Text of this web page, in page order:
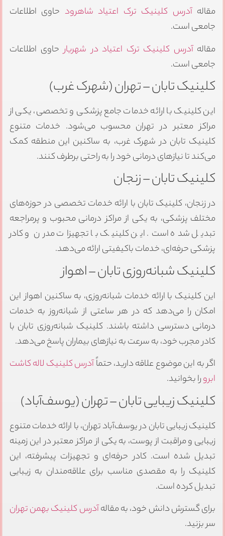
مقاله آدرس کلینیک ترک اعتیاد شاهرودحاوی اطلاعات
جامعی است.
مقاله آدرس کلینیک ترک اعتیاد در شهریارحاوی اطلاعات
جامعی است.
کلینیک تابان – تهران (شهرک غرب)
این کلینیک با ارائه خدمات جامع پزشکی و تخصصی، یکی از
مراکز معتبر در تهران محسوب می‌شود. خدمات متنوع
کلینیک تابان در شهرک غرب، به ساکنین این منطقه کمک
می‌کند تا نیازهای درمانی خود را به راحتی برطرف کنند.
کلینیک تابان – زنجان
در زنجان، کلینیک تابان با ارائه خدمات تخصصی در حوزه‌های
مختلف پزشکی، به یکی از مراکز درمانی محبوب و پرمراجعه
تبدیل شده است. این کلینیک با تجهیزات مدرن و کادر
پزشکی حرفه‌ای، خدمات باکیفیتی ارائه می‌دهد.
کلینیک شبانه‌روزی تابان – اهواز
این کلینیک با ارائه خدمات شبانه‌روزی، به ساکنین اهواز این
امکان را می‌دهد که در هر ساعتی از شبانه‌روز به خدمات
درمانی دسترسی داشته باشند. کلینیک شبانه‌روزی تابان با
کادر مجرب خود، به سرعت به نیازهای بیماران پاسخ می‌دهد.
اگر به این موضوع علاقه دارید، حتماًآدرس کلینیک لاله کاشت
ابرورا بخوانید.
کلینیک زیبایی تابان – تهران (یوسف‌آباد)
کلینیک زیبایی تابان در یوسف‌آباد تهران، با ارائه خدمات متنوع
زیبایی و مراقبت از پوست، به یکی از مراکز معتبر در این زمینه
تبدیل شده است. کادر حرفه‌ای و تجهیزات پیشرفته، این
کلینیک را به مقصدی مناسب برای علاقه‌مندان به زیبایی
تبدیل کرده است.
برای گسترش دانش خود، به مقالهآدرس کلینیک بهمن تهران
سر بزنید.